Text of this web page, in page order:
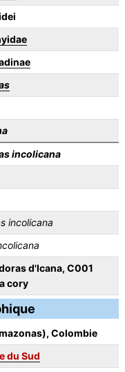
incolicana
incolicana
d'Icana, C001
cory
Colombie
du Sud